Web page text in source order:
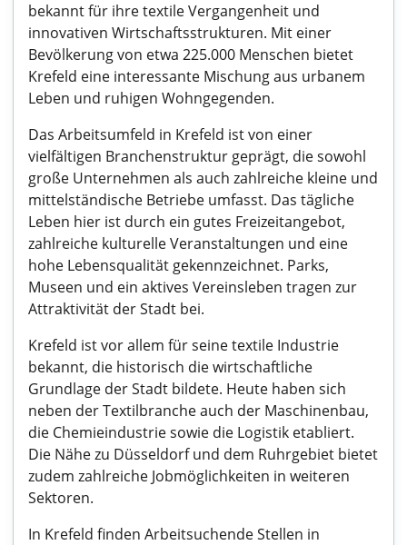
bekannt für ihre textile Vergangenheit und
innovativen Wirtschaftsstrukturen. Mit einer
Bevölkerung von etwa 225.000 Menschen bietet
Krefeld eine interessante Mischung aus urbanem
Leben und ruhigen Wohngegenden.
Das Arbeitsumfeld in Krefeld ist von einer
vielfältigen Branchenstruktur geprägt, die sowohl
große Unternehmen als auch zahlreiche kleine und
mittelständische Betriebe umfasst. Das tägliche
Leben hier ist durch ein gutes Freizeitangebot,
zahlreiche kulturelle Veranstaltungen und eine
hohe Lebensqualität gekennzeichnet. Parks,
Museen und ein aktives Vereinsleben tragen zur
Attraktivität der Stadt bei.
Krefeld ist vor allem für seine textile Industrie
bekannt, die historisch die wirtschaftliche
Grundlage der Stadt bildete. Heute haben sich
neben der Textilbranche auch der Maschinenbau,
die Chemieindustrie sowie die Logistik etabliert.
Die Nähe zu Düsseldorf und dem Ruhrgebiet bietet
zudem zahlreiche Jobmöglichkeiten in weiteren
Sektoren.
In Krefeld finden Arbeitsuchende Stellen in